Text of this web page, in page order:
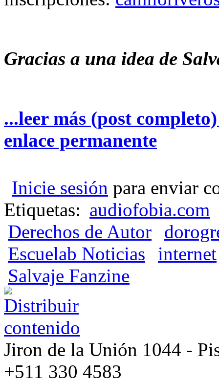
Gracias a una idea de
...leer más (post
enlace permanente
Inicie sesión para enviar
Etiquetas: audiofobia.com
Derechos de Autor
Escuelab Noticias
internet
Salvaje Fanzine
Jiron de la Unión 1044 -
+511 330 4583